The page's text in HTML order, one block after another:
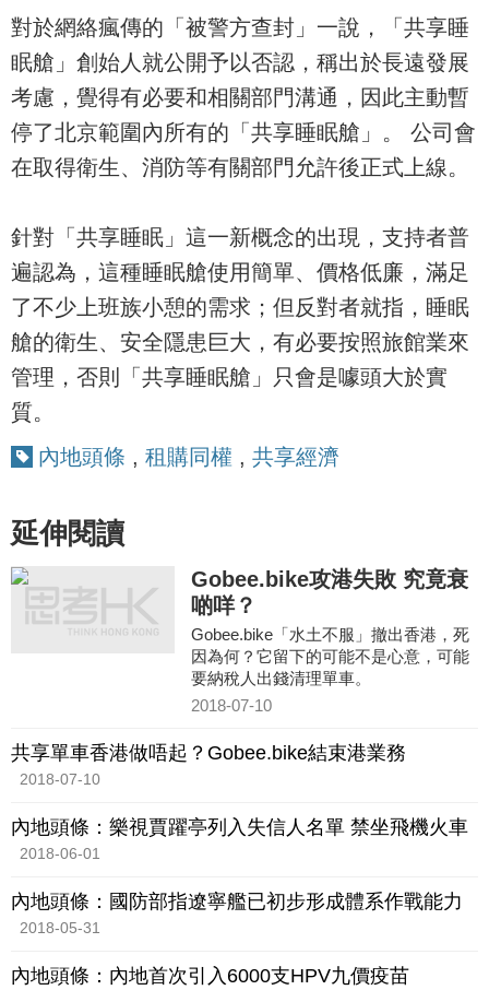
對於網絡瘋傳的「被警方查封」一說，「共享睡
眠艙」創始人就公開予以否認，稱出於長遠發展
考慮，覺得有必要和相關部門溝通，因此主動暫
停了北京範圍內所有的「共享睡眠艙」。 公司會
在取得衛生、消防等有關部門允許後正式上線。
針對「共享睡眠」這一新概念的出現，支持者普
遍認為，這種睡眠艙使用簡單、價格低廉，滿足
了不少上班族小憩的需求；但反對者就指，睡眠
艙的衛生、安全隱患巨大，有必要按照旅館業來
管理，否則「共享睡眠艙」只會是噱頭大於實
質。
內地頭條 , 租購同權 , 共享經濟
延伸閱讀
Gobee.bike攻港失敗 究竟衰
啲咩？
Gobee.bike「水土不服」撤出香港，死
因為何？它留下的可能不是心意，可能
要納稅人出錢清理單車。
2018-07-10
共享單車香港做唔起？Gobee.bike結束港業務
2018-07-10
內地頭條：樂視賈躍亭列入失信人名單 禁坐飛機火車
2018-06-01
內地頭條：國防部指遼寧艦已初步形成體系作戰能力
2018-05-31
內地頭條：內地首次引入6000支HPV九價疫苗